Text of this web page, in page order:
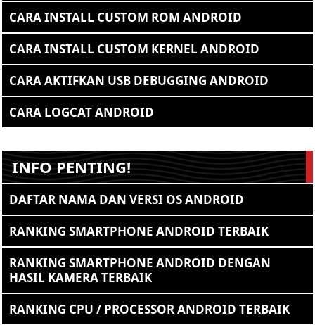
CARA INSTALL CUSTOM ROM ANDROID
CARA INSTALL CUSTOM KERNEL ANDROID
CARA AKTIFKAN USB DEBUGGING ANDROID
CARA LOGCAT ANDROID
INFO PENTING!
DAFTAR NAMA DAN VERSI OS ANDROID
RANKING SMARTPHONE ANDROID TERBAIK
RANKING SMARTPHONE ANDROID DENGAN
HASIL KAMERA TERBAIK
RANKING CPU / PROCESSOR ANDROID TERBAIK